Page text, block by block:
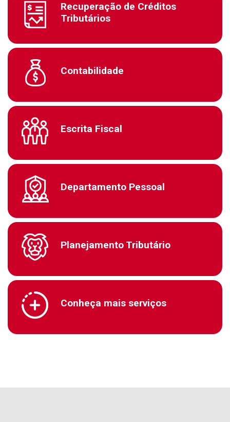
Recuperação de Créditos
Tributários
Contabilidade
Escrita Fiscal
Departamento Pessoal
Planejamento Tributário
Conheça mais serviços